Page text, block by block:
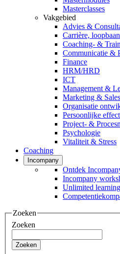
Masterclasses
Vakgebied
Advies &
Carrière,
Coaching- &
Communicatie &
Finance
HRM/HRD
ICT
Management &
Marketing & Sales
Organisatie
Persoonlijke
Project- &
Psychologie
Vitaliteit & Stress
Coaching
Incompany
Ontdek
Incompany
Unlimited learning
Zoeken
Zoeken
Zoeken